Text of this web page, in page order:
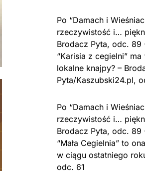
Po “Damach i
rzeczywistość i…
Brodacz Pyta, odc. 89
“Karisia z cegielni” ma
lokalne knajpy? –
Pyta/Kaszubski24.pl,
Po “Damach i
rzeczywistość i…
Brodacz Pyta, odc. 89
“Mała Cegielnia” to
w ciągu ostatniego
odc. 61